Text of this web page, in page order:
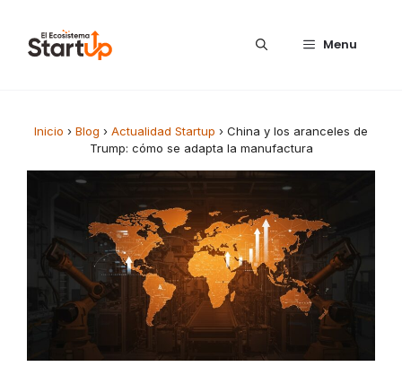
Menu
Inicio › Blog › Actualidad Startup › China y los aranceles de
Trump: cómo se adapta la manufactura